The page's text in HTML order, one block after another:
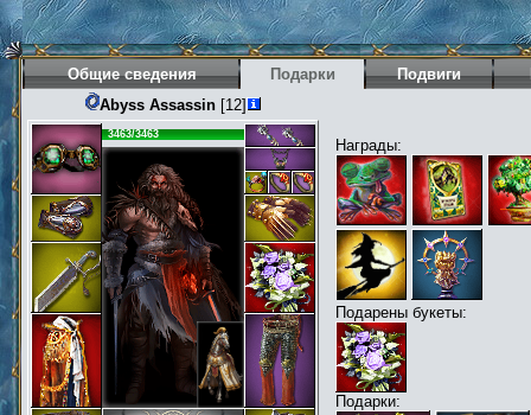
Общие сведения Подарки Подвиги
Abyss Assassin [12]
3463/3463
Награды:
Подарены букеты:
Подарки: